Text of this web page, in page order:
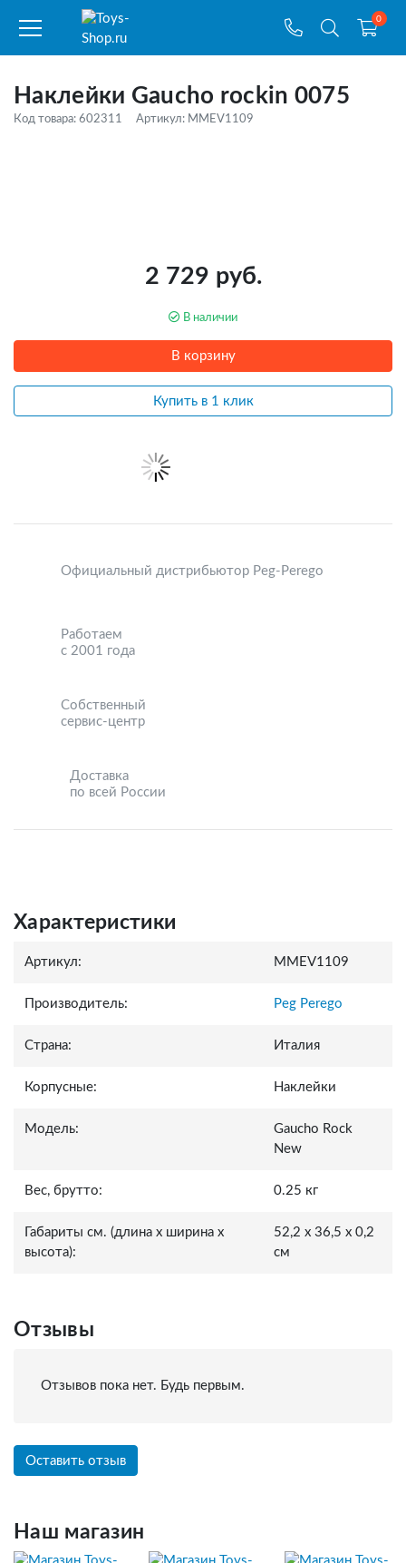
0
Наклейки Gaucho rockin 0075
Код товара: 602311 Артикул: MMEV1109
2 729 руб.
В наличии
В корзину
Купить в 1 клик
Официальный дистрибьютор Peg-Perego
Работаем
с 2001 года
Собственный
сервис-центр
Доставка
по всей России
Характеристики
Артикул: MMEV1109
Производитель: Peg Perego
Страна: Италия
Корпусные: Наклейки
Модель:
Gaucho Rock
New
Вес, брутто: 0.25 кг
Габариты см. (длина x ширина x
высота):
52,2 x 36,5 x 0,2
см
Отзывы
Отзывов пока нет. Будь первым.
Оставить отзыв
Наш магазин